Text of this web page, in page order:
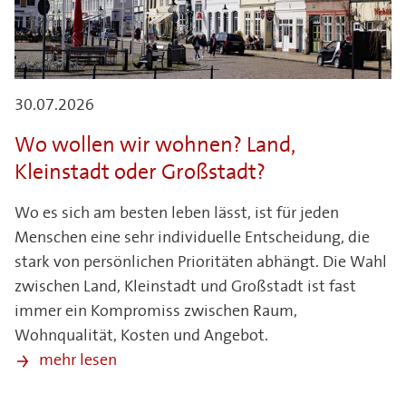
30.07.2026
Wo wollen wir wohnen? Land,
Kleinstadt oder Großstadt?
Wo es sich am besten leben lässt, ist für jeden
Menschen eine sehr individuelle Entscheidung, die
stark von persönlichen Prioritäten abhängt. Die Wahl
zwischen Land, Kleinstadt und Großstadt ist fast
immer ein Kompromiss zwischen Raum,
Wohnqualität, Kosten und Angebot.
mehr lesen